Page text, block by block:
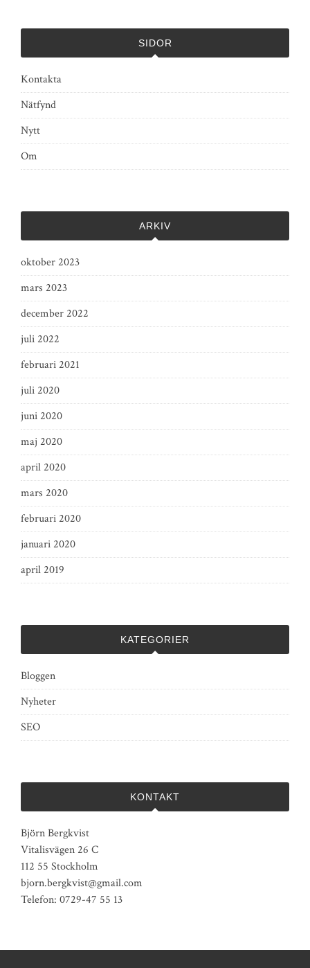
SIDOR
Kontakta
Nätfynd
Nytt
Om
ARKIV
oktober 2023
mars 2023
december 2022
juli 2022
februari 2021
juli 2020
juni 2020
maj 2020
april 2020
mars 2020
februari 2020
januari 2020
april 2019
KATEGORIER
Bloggen
Nyheter
SEO
KONTAKT
Björn Bergkvist
Vitalisvägen 26 C
112 55 Stockholm
bjorn.bergkvist@gmail.com
Telefon: 0729-47 55 13